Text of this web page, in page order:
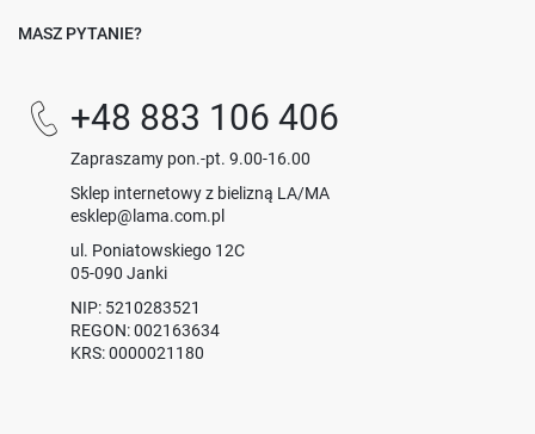
MASZ PYTANIE?
+48 883 106 406
Zapraszamy pon.-pt. 9.00-16.00
Sklep internetowy z bielizną LA/MA
esklep@lama.com.pl
ul. Poniatowskiego 12C
05-090 Janki
NIP: 5210283521
REGON: 002163634
KRS: 0000021180